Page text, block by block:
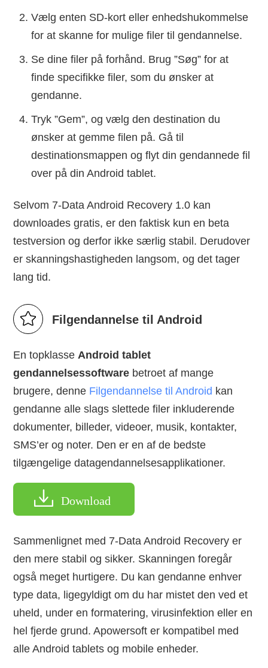
Vælg enten SD-kort eller enhedshukommelse
for at skanne for mulige filer til gendannelse.
Se dine filer på forhånd. Brug ”Søg” for at
finde specifikke filer, som du ønsker at
gendanne.
Tryk ”Gem”, og vælg den destination du
ønsker at gemme filen på. Gå til
destinationsmappen og flyt din gendannede fil
over på din Android tablet.
Selvom 7-Data Android Recovery 1.0 kan
downloades gratis, er den faktisk kun en beta
testversion og derfor ikke særlig stabil. Derudover
er skanningshastigheden langsom, og det tager
lang tid.
Filgendannelse til Android
En topklasse Android tablet
gendannelsessoftware betroet af mange
brugere, denne Filgendannelse til Android kan
gendanne alle slags slettede filer inkluderende
dokumenter, billeder, videoer, musik, kontakter,
SMS’er og noter. Den er en af de bedste
tilgængelige datagendannelsesapplikationer.
Download
Sammenlignet med 7-Data Android Recovery er
den mere stabil og sikker. Skanningen foregår
også meget hurtigere. Du kan gendanne enhver
type data, ligegyldigt om du har mistet den ved et
uheld, under en formatering, virusinfektion eller en
hel fjerde grund. Apowersoft er kompatibel med
alle Android tablets og mobile enheder.